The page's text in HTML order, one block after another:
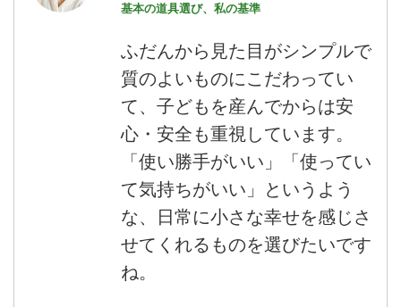
基本の道具選び、私の基準
ふだんから見た目がシンプルで
質のよいものにこだわってい
て、子どもを産んでからは安
心・安全も重視しています。
「使い勝手がいい」「使ってい
て気持ちがいい」というよう
な、日常に小さな幸せを感じさ
せてくれるものを選びたいです
ね。